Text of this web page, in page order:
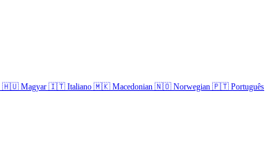
🇭🇺 Magyar 🇮🇹 Italiano 🇲🇰 Macedonian 🇳🇴 Norwegian 🇵🇹 Português